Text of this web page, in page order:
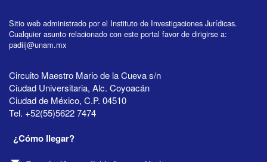
Sitio web administrado por el Instituto de Investigaciones Jurídicas.
Cualquier asunto relacionado con este portal favor de dirigirse a:
padiij@unam.mx
Circuito Maestro Mario de la Cueva s/n
Ciudad Universitaria, Alc. Coyoacán
Ciudad de México, C.P. 04510
Tel. +52(55)5622 7474
¿Cómo llegar?